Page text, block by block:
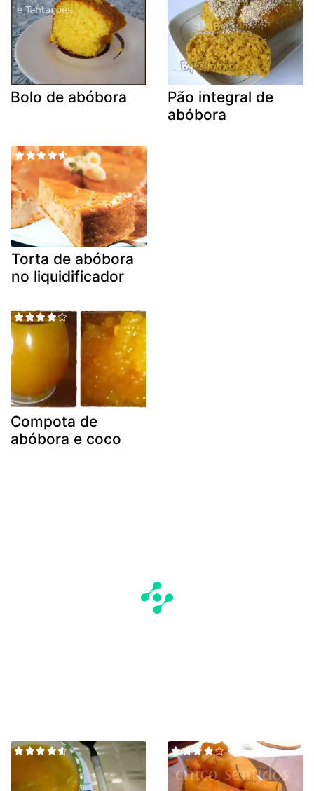
Bolo de abóbora
Pão integral de
abóbora
Torta de abóbora
no liquidificador
Compota de
abóbora e coco